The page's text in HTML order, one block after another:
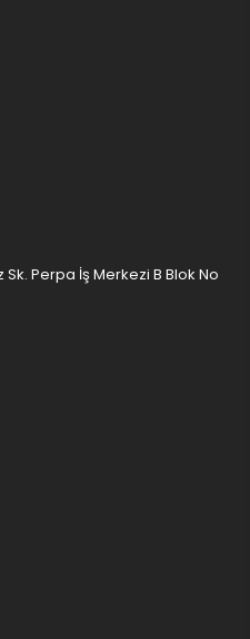
Sk. Perpa İş Merkezi B Blok No